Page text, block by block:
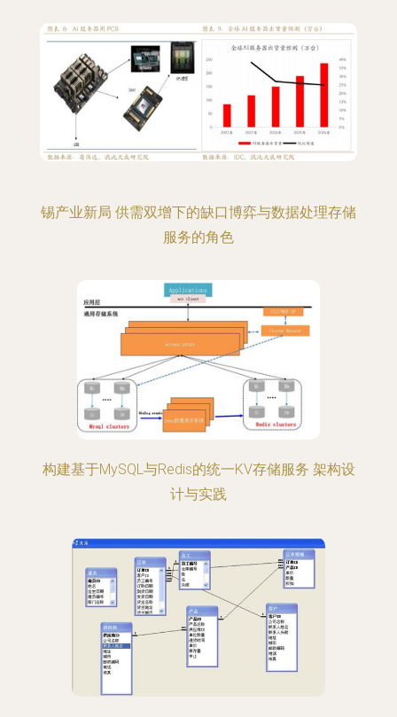
锡产业新局 供需双增下的缺口博弈与数据处理存储
服务的角色
构建基于MySQL与Redis的统一KV存储服务 架构设
计与实践